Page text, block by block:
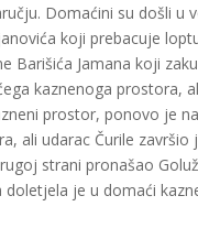
Domaćini su došli u
koji prebacuje
Barišića Jamana koji
kaznenoga prostora,
prostor, ponovo je
ali udarac Čurile završio
strani pronašao
je u domaći